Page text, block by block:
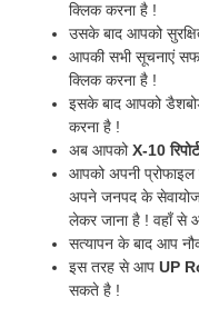
क्लिक करना है !
उसके बाद आपको
आपकी सभी सूचनाएं
क्लिक करना है !
इसके बाद आपको
करना है !
अब आपकोX-10
आपको अपनी प्रोफाइल
अपने जनपद के
लेकर जाना है ! वहाँ से
सत्यापन के बाद आप
इस तरह से आप UP
सकते है !